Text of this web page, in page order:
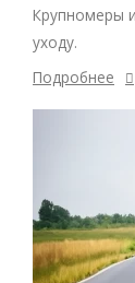
Крупномеры
уходу.
Подробнее